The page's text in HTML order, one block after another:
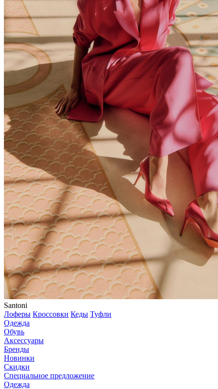
Santoni
Лоферы Кроссовки Кеды Туфли
Одежда
Обувь
Аксессуары
Бренды
Новинки
Скидки
Специальное предложение
Одежда